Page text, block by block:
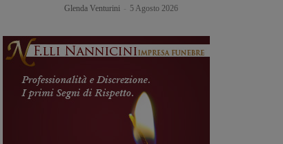
Glenda Venturini 5 Agosto 2026